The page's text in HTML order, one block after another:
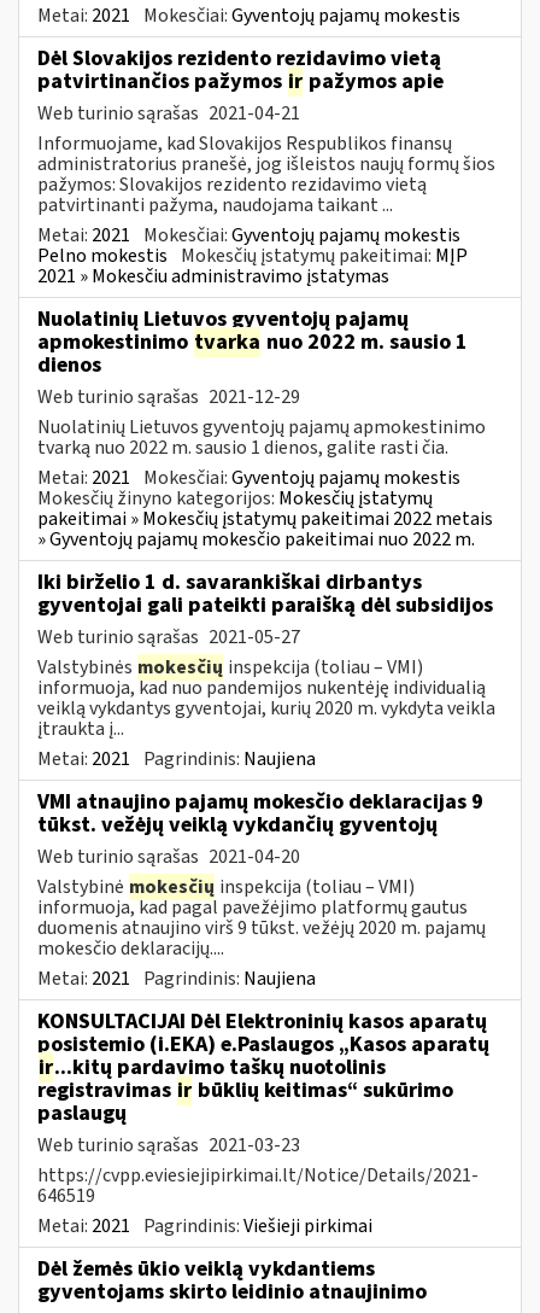
Metai: 2021 Mokesčiai:Gyventojų pajamų mokestis
Dėl Slovakijos rezidento rezidavimo vietą
patvirtinančios pažymos ir pažymos apie
Web turinio sąrašas 2021-04-21
Informuojame, kad Slovakijos Respublikos finansų
administratorius pranešė, jog išleistos naujų formų šios
pažymos: Slovakijos rezidento rezidavimo vietą
patvirtinanti pažyma, naudojama taikant ...
Metai: 2021 Mokesčiai:Gyventojų pajamų mokestis
Pelno mokestis Mokesčių įstatymų pakeitimai: MĮP
2021 » Mokesčiu administravimo įstatymas
Nuolatinių Lietuvos gyventojų pajamų
apmokestinimo tvarka nuo 2022 m. sausio 1
dienos
Web turinio sąrašas 2021-12-29
Nuolatinių Lietuvos gyventojų pajamų apmokestinimo
tvarką nuo 2022 m. sausio 1 dienos, galite rasti čia.
Metai: 2021 Mokesčiai:Gyventojų pajamų mokestis
Mokesčių žinyno kategorijos: Mokesčių įstatymų
pakeitimai » Mokesčių įstatymų pakeitimai 2022 metais
» Gyventojų pajamų mokesčio pakeitimai nuo 2022 m.
Iki birželio 1 d. savarankiškai dirbantys
gyventojai gali pateikti paraišką dėl subsidijos
Web turinio sąrašas 2021-05-27
Valstybinės mokesčių inspekcija (toliau – VMI)
informuoja, kad nuo pandemijos nukentėję individualią
veiklą vykdantys gyventojai, kurių 2020 m. vykdyta veikla
įtraukta į...
Metai: 2021 Pagrindinis: Naujiena
VMI atnaujino pajamų mokesčio deklaracijas 9
tūkst. vežėjų veiklą vykdančių gyventojų
Web turinio sąrašas 2021-04-20
Valstybinė mokesčių inspekcija (toliau – VMI)
informuoja, kad pagal pavežėjimo platformų gautus
duomenis atnaujino virš 9 tūkst. vežėjų 2020 m. pajamų
mokesčio deklaracijų....
Metai: 2021 Pagrindinis: Naujiena
KONSULTACIJAI Dėl Elektroninių kasos aparatų
posistemio (i.EKA) e.Paslaugos „Kasos aparatų
ir...kitų pardavimo taškų nuotolinis
registravimas ir būklių keitimas“ sukūrimo
paslaugų
Web turinio sąrašas 2021-03-23
https://cvpp.eviesiejipirkimai.lt/Notice/Details/2021-
646519
Metai: 2021 Pagrindinis:Viešieji pirkimai
Dėl žemės ūkio veiklą vykdantiems
gyventojams skirto leidinio atnaujinimo